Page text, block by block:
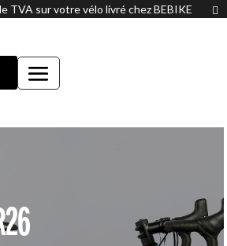
TVA sur votre vélo livré chez BEBIKE 